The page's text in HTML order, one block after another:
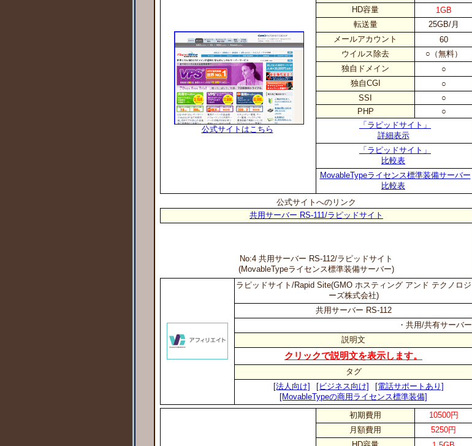
公式サイトはこちら
HD容量
1GB
転送量
25GB/月
メールアカウント
60
ウイルス除去
○（無料）
独自ドメイン
○
独自CGI
○
SSI
○
PHP
○
「ラピッドサイト」
詳細表示
「ラピッドサイト」
比較表
MovableTypeライセンス標準装備サーバー
比較表
公式サイトへのリンク
共用サーバー RS-111/ラピッドサイト
No:4 共用サーバー RS-112/ラピッドサイト
(MovableTypeライセンス標準装備サーバー)
ラピッドサイト/Rapid Site(GMO ホスティング アンド テクノロジ
ーズ株式会社)
共用サーバー RS-112
・共用/共有サーバー
説明文
クリックで説明文を表示します。
タグ
[法人向け]
[ビジネス向け]
[電話サポートあり]
[MovableTypeの商用ライセンス標準装備]
初期費用
10500円
月額費用
5250円